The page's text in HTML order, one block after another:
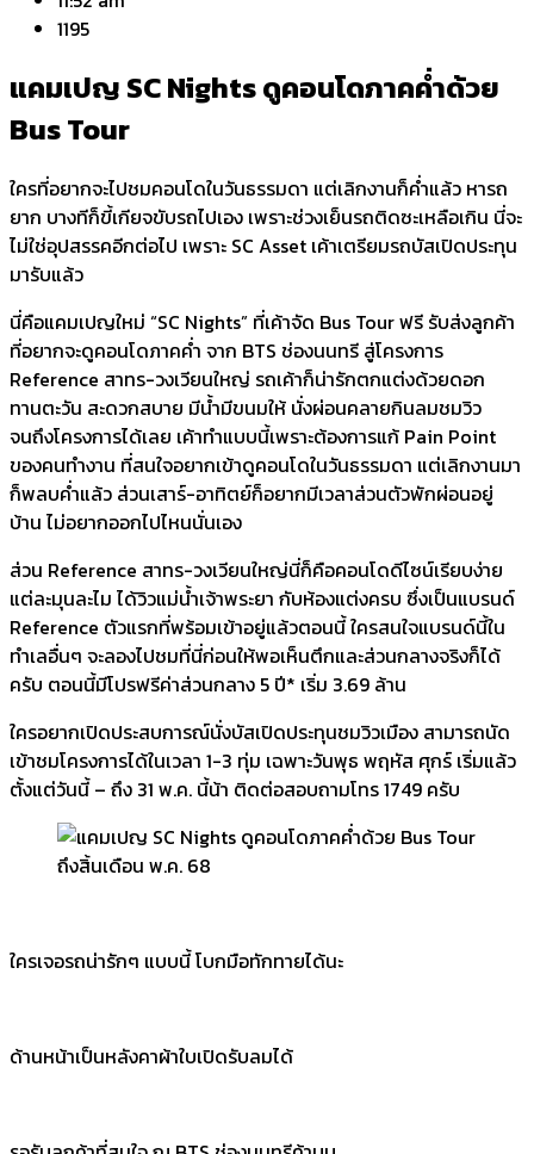
1195
แคมเปญ SC Nights ดูคอนโดภาคค่ำด้วย
Bus Tour
ใครที่อยากจะไปชมคอนโดในวันธรรมดา แต่เลิกงานก็ค่ำแล้ว หารถ
ยาก บางทีก็ขี้เกียจขับรถไปเอง เพราะช่วงเย็นรถติดซะเหลือเกิน นี่จะ
ไม่ใช่อุปสรรคอีกต่อไป เพราะ SC Asset เค้าเตรียมรถบัสเปิดประทุน
มารับแล้ว
​นี่คือแคมเปญใหม่ “SC Nights” ที่เค้าจัด Bus Tour ฟรี รับส่งลูกค้า
ที่อยากจะดูคอนโดภาคค่ำ จาก BTS ช่องนนทรี สู่โครงการ
Reference สาทร-วงเวียนใหญ่ รถเค้าก็น่ารักตกแต่งด้วยดอก
ทานตะวัน สะดวกสบาย มีน้ำมีขนมให้ นั่งผ่อนคลายกินลมชมวิว
จนถึงโครงการได้เลย เค้าทำแบบนี้เพราะต้องการแก้ Pain Point
ของคนทำงาน ที่สนใจอยากเข้าดูคอนโดในวันธรรมดา แต่เลิกงานมา
ก็พลบค่ำแล้ว ส่วนเสาร์-อาทิตย์ก็อยากมีเวลาส่วนตัวพักผ่อนอยู่
บ้าน ไม่อยากออกไปไหนนั่นเอง
​ส่วน Reference สาทร-วงเวียนใหญ่นี่ก็คือคอนโดดีไซน์เรียบง่าย
แต่ละมุนละไม ได้วิวแม่น้ำเจ้าพระยา กับห้องแต่งครบ ซึ่งเป็นแบรนด์
Reference ตัวแรกที่พร้อมเข้าอยู่แล้วตอนนี้ ใครสนใจแบรนด์นี้ใน
ทำเลอื่นๆ จะลองไปชมที่นี่ก่อนให้พอเห็นตึกและส่วนกลางจริงก็ได้
ครับ ตอนนี้มีโปรฟรีค่าส่วนกลาง 5 ปี* เริ่ม 3.69 ล้าน
​ใครอยากเปิดประสบการณ์นั่งบัสเปิดประทุนชมวิวเมือง สามารถนัด
เข้าชมโครงการได้ในเวลา 1-3 ทุ่ม เฉพาะวันพุธ พฤหัส ศุกร์ เริ่มแล้ว
ตั้งแต่วันนี้ – ถึง 31 พ.ค. นี้น้า ติดต่อสอบถามโทร 1749 ครับ
ใครเจอรถน่ารักๆ แบบนี้ โบกมือทักทายได้นะ
ด้านหน้าเป็นหลังคาผ้าใบเปิดรับลมได้